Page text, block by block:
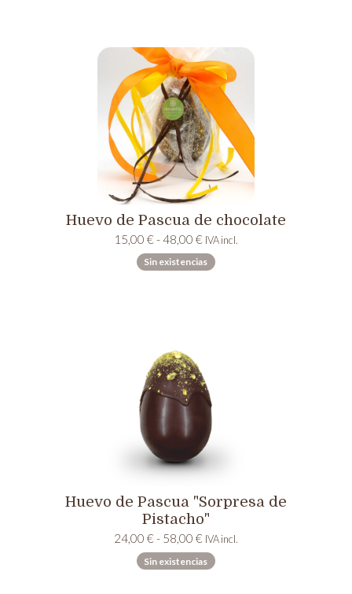
Huevo de Pascua de chocolate
15,00 €-48,00 €Rango
de
precios:
IVA incl.
Sin existencias
Huevo de Pascua "Sorpresa de
Pistacho"
24,00 €- 58,00 €Rango
de
precios:
IVA incl.
Sin existencias